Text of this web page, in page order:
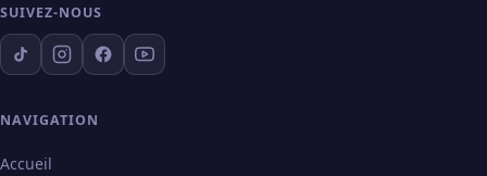
SUIVEZ-NOUS
NAVIGATION
Accueil